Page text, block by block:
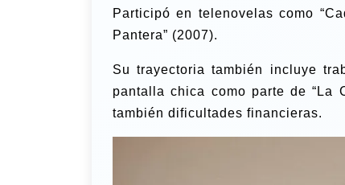
Participó en telenovelas como
Pantera” (2007).
Su trayectoria también incluye
pantalla chica como parte de “La
también dificultades financieras.